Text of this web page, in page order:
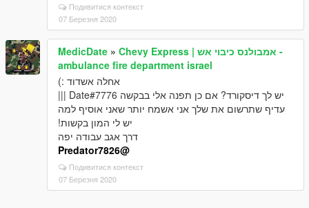
Подивитися контекст
07 Березня 2020
MedicDate » Chevy Express | אמבולנס כיבוי אש -
ambulance fire department israel
אחלה אשדוד :)
יש לך דיסקורד? אם כן תפנה אלי בבקשה Date#7776 |||
עדיף שתרשום את שלך אני אשמח יותר שאני אוסיף למה
יש לי המון בקשות!
דרך אגב עבודה יפה
@Predator7826
Подивитися контекст
07 Березня 2020